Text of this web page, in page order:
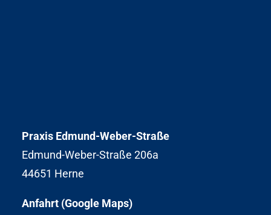
Praxis Edmund-Weber-Straße
Edmund-Weber-Straße 206a
44651 Herne
Anfahrt (Google Maps)